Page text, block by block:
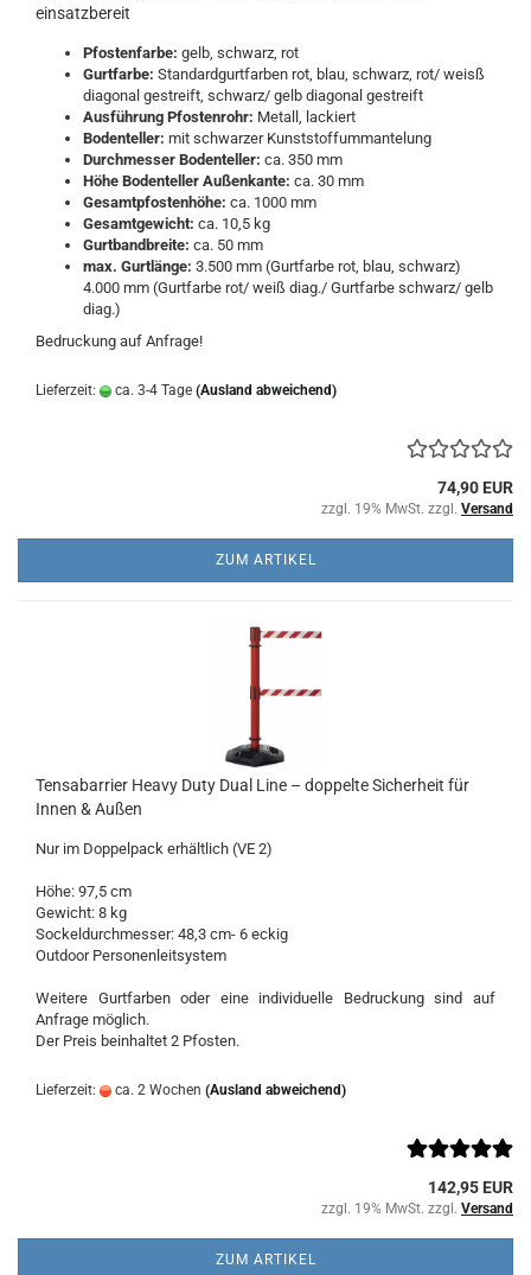
einsatzbereit
Pfostenfarbe: gelb, schwarz, rot
Gurtfarbe: Standardgurtfarben rot, blau, schwarz, rot/ weisß
diagonal gestreift, schwarz/ gelb diagonal gestreift
Ausführung Pfostenrohr: Metall, lackiert
Bodenteller: mit schwarzer Kunststoffummantelung
Durchmesser Bodenteller: ca. 350 mm
Höhe Bodenteller Außenkante: ca. 30 mm
Gesamtpfostenhöhe: ca. 1000 mm
Gesamtgewicht: ca. 10,5 kg
Gurtbandbreite: ca. 50 mm
max. Gurtlänge: 3.500 mm (Gurtfarbe rot, blau, schwarz)
4.000 mm (Gurtfarbe rot/ weiß diag./ Gurtfarbe schwarz/ gelb
diag.)
Bedruckung auf Anfrage!
Lieferzeit: ca. 3-4 Tage (Ausland abweichend)
74,90 EUR
zzgl. 19% MwSt. zzgl. Versand
ZUM ARTIKEL
Tensabarrier Heavy Duty Dual Line – doppelte Sicherheit für
Innen & Außen
Nur im Doppelpack erhältlich (VE 2)
Höhe: 97,5 cm
Gewicht: 8 kg
Sockeldurchmesser: 48,3 cm- 6 eckig
​Outdoor Personenleitsystem
Weitere Gurtfarben oder eine individuelle Bedruckung sind auf
Anfrage möglich.
Der Preis beinhaltet 2 Pfosten.
Lieferzeit: ca. 2 Wochen (Ausland abweichend)
142,95 EUR
zzgl. 19% MwSt. zzgl. Versand
ZUM ARTIKEL